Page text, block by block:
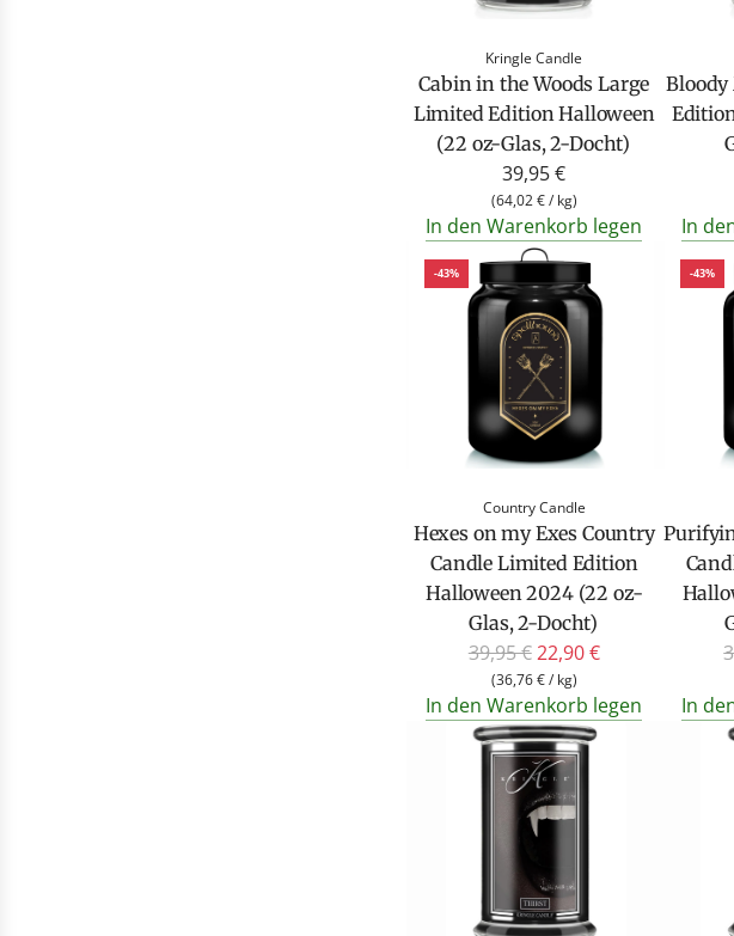
Kringle Candle
Cabin in the Woods Large
Limited Edition Halloween
(22 oz-Glas, 2-Docht)
39,95 €
(64,02 €/ kg)
In den Warenkorb legen In
-43%
Country Candle
Hexes on my Exes Country
Candle Limited Edition
Halloween 2024 (22 oz-
Glas, 2-Docht)
R
g
u
P
39,95 €22,90 €
(36,76 €/ kg)
In den Warenkorb legen
-43%
R
g
u
P
In